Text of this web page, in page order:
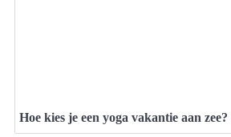
Hoe kies je een yoga vakantie aan zee?